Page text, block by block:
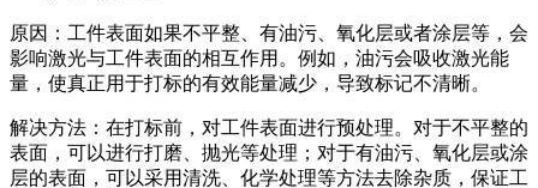
原因：工件表面如果不平整、有油污、氧化层或者涂层等，会
影响激光与工件表面的相互作用。例如，油污会吸收激光能
量，使真正用于打标的有效能量减少，导致标记不清晰。
解决方法：在打标前，对工件表面进行预处理。对于不平整的
表面，可以进行打磨、抛光等处理；对于有油污、氧化层或涂
层的表面，可以采用清洗、化学处理等方法去除杂质，保证工